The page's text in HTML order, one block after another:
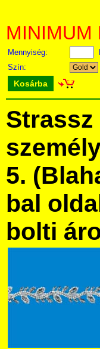
MINIMUM
Mennyiség:
Szín:
Kosárba
5.
bal
bolti